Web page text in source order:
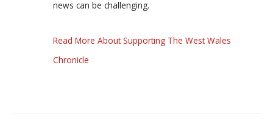
news can be challenging.
Read More About Supporting The West Wales
Chronicle